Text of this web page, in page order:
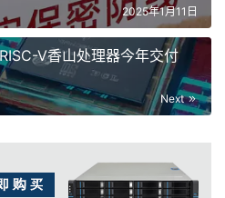
2025年1月11日
V香山处理器今年交付
Next